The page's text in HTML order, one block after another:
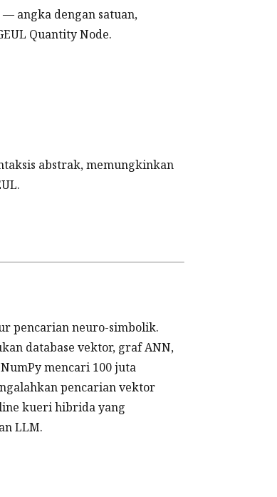
angka dengan satuan,
Quantity Node.
abstrak, memungkinkan
pencarian neuro-simbolik.
database vektor, graf ANN,
mencari 100 juta
pencarian vektor
kueri hibrida yang
LLM.